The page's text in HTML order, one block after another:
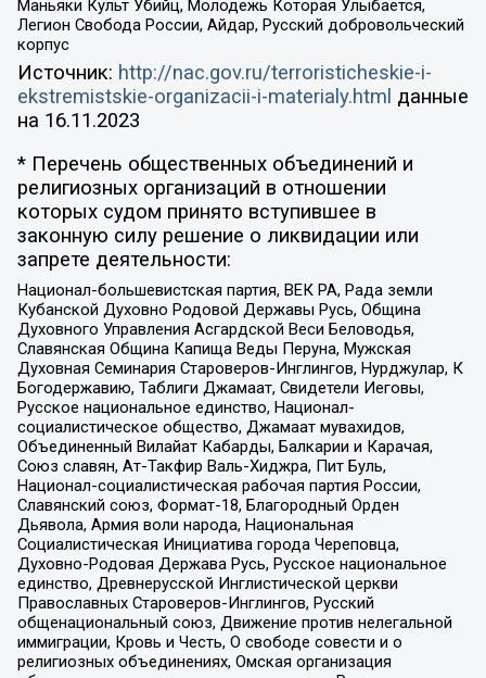
Маньяки Культ Убийц, Молодёжь Которая Улыбается,
Легион Свобода России, Айдар, Русский добровольческий
корпус
Источник: http://nac.gov.ru/terroristicheskie-i-
ekstremistskie-organizacii-i-materialy.html данные
на 16.11.2023
* Перечень общественных объединений и
религиозных организаций в отношении
которых судом принято вступившее в
законную силу решение о ликвидации или
запрете деятельности:
Национал-большевистская партия, ВЕК РА, Рада земли
Кубанской Духовно Родовой Державы Русь, Община
Духовного Управления Асгардской Веси Беловодья,
Славянская Община Капища Веды Перуна, Мужская
Духовная Семинария Староверов-Инглингов, Нурджулар, К
Богодержавию, Таблиги Джамаат, Свидетели Иеговы,
Русское национальное единство, Национал-
социалистическое общество, Джамаат мувахидов,
Объединенный Вилайат Кабарды, Балкарии и Карачая,
Союз славян, Ат-Такфир Валь-Хиджра, Пит Буль,
Национал-социалистическая рабочая партия России,
Славянский союз, Формат-18, Благородный Орден
Дьявола, Армия воли народа, Национальная
Социалистическая Инициатива города Череповца,
Духовно-Родовая Держава Русь, Русское национальное
единство, Древнерусской Инглистической церкви
Православных Староверов-Инглингов, Русский
общенациональный союз, Движение против нелегальной
иммиграции, Кровь и Честь, О свободе совести и о
религиозных объединениях, Омская организация